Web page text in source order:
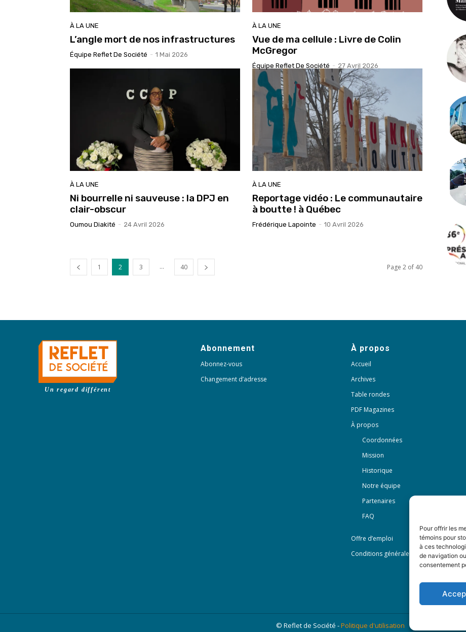
Pour offrir les
témoins pour
à ces
de navigation
consentement
À LA UNE
L’angle mort de nos infrastructures
Équipe Reflet De Société - 1 Mai 2026
À LA UNE
Vue de ma cellule : Livre de Colin
McGregor
Équipe Reflet De Société - 27 Avril 2026
À LA UNE
Ni bourrelle ni sauveuse : la DPJ en
clair-obscur
Oumou Diakité - 24 Avril 2026
À LA UNE
Reportage vidéo : Le communautaire
à boutte ! à Québec
Frédérique Lapointe - 10 Avril 2026
1 2 3 ... 40 Page 2 of 40
Un regard différent
Abonnement
Abonnez-vous
Changement d’adresse
À propos
Accueil
Archives
Table rondes
PDF Magazines
À propos
Coordonnées
Mission
Historique
Notre équipe
Partenaires
FAQ
Offre d’emploi
Conditions générales
© Reflet de Société -Politique d'utilisation